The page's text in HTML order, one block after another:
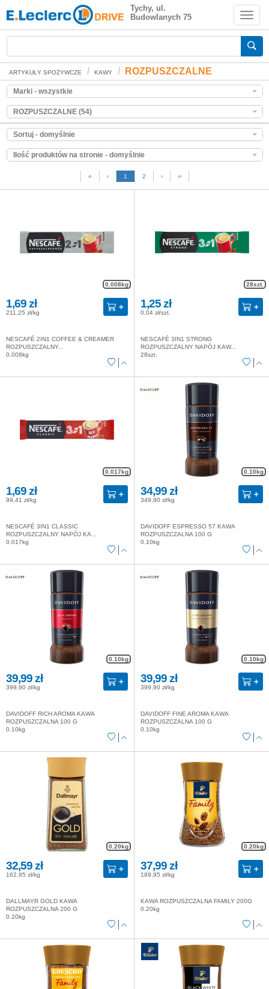
ROZPUSZCZALNE
Zakupy spożywcze online
Tychy, ul.
Budowlanych 75
ARTYKUŁY SPOŻYWCZE KAWY ROZPUSZCZALNE
Marki - wszystkie
ROZPUSZCZALNE (54)
Sortuj - domyślnie
Ilość produktów na stronie - domyślnie
« ‹ 1 2 › ››
0.008kg
1,69 zł
211,25 zł/kg
NESCAFÉ 2IN1 COFFEE & CREAMER
ROZPUSZCZALNY...
0.008kg
28szt.
1,25 zł
0,04 zł/szt.
NESCAFÉ 3IN1 STRONG
ROZPUSZCZALNY NAPÓJ KAW...
28szt.
0.017kg
1,69 zł
99,41 zł/kg
NESCAFÉ 3IN1 CLASSIC
ROZPUSZCZALNY NAPÓJ KA...
0.017kg
0.10kg
34,99 zł
349,90 zł/kg
DAVIDOFF ESPRESSO 57 KAWA
ROZPUSZCZALNA 100 G
0.10kg
0.10kg
39,99 zł
399,90 zł/kg
DAVIDOFF RICH AROMA KAWA
ROZPUSZCZALNA 100 G
0.10kg
0.10kg
39,99 zł
399,90 zł/kg
DAVIDOFF FINE AROMA KAWA
ROZPUSZCZALNA 100 G
0.10kg
0.20kg
32,59 zł
162,95 zł/kg
DALLMAYR GOLD KAWA
ROZPUSZCZALNA 200 G
0.20kg
0.20kg
37,99 zł
189,95 zł/kg
KAWA ROZPUSZCZALNA FAMILY 200G
0.20kg